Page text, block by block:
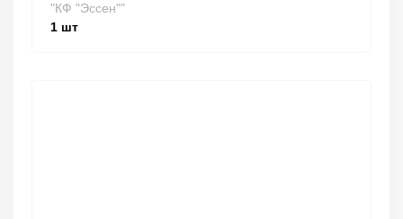
"КФ "Эссен""
1 шт